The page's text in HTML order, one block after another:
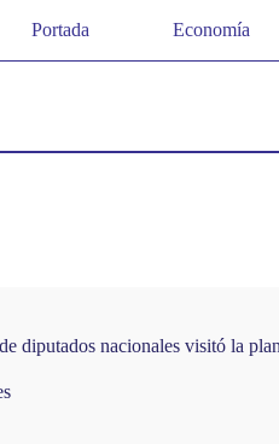
Portada Economía
diputados nacionales visitó la